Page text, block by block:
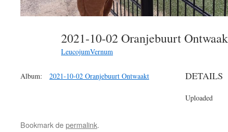
2021-10-02 Oranjebuurt
LeucojumVernum
Album: 2021-10-02 Oranjebuurt Ontwaakt DETAILS
Uploaded
Bookmark depermalink.